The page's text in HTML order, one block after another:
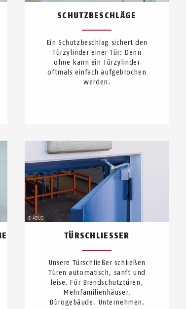
SCHUTZBESCHLÄGE
Ein Schutzbeschlag sichert den
Türzylinder einer Tür: Denn
ohne kann ein Türzylinder
oftmals einfach aufgebrochen
werden.
TÜRSCHLIESSER
Unsere Türschließer schließen
Türen automatisch, sanft und
leise. Für Brandschutztüren,
Mehrfamilienhäuser,
Bürogebäude, Unternehmen.